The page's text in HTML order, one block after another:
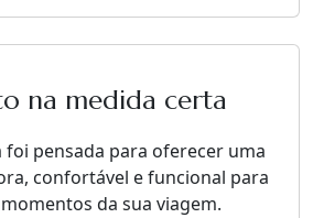
na medida certa
pensada para oferecer uma
confortável e funcional para
da sua viagem.